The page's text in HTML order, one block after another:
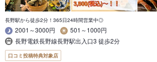
長野駅から徒歩2分！365日24時間営業中◎
2001～3000円
501～1000円
長野電鉄長野線長野駅出入口3 徒歩2分
口コミ投稿特典対象店